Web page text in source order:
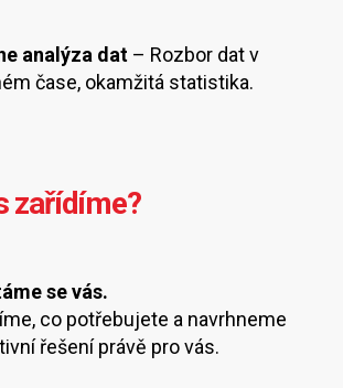
analýza dat – Rozbor dat v
čase, okamžitá statistika.
zařídíme?
se vás.
co potřebujete a navrhneme
řešení právě pro vás.